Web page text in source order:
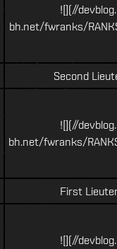
![](//
bh.net/fwranks/
Second
![](//
bh.net/fwranks/
First
![](//